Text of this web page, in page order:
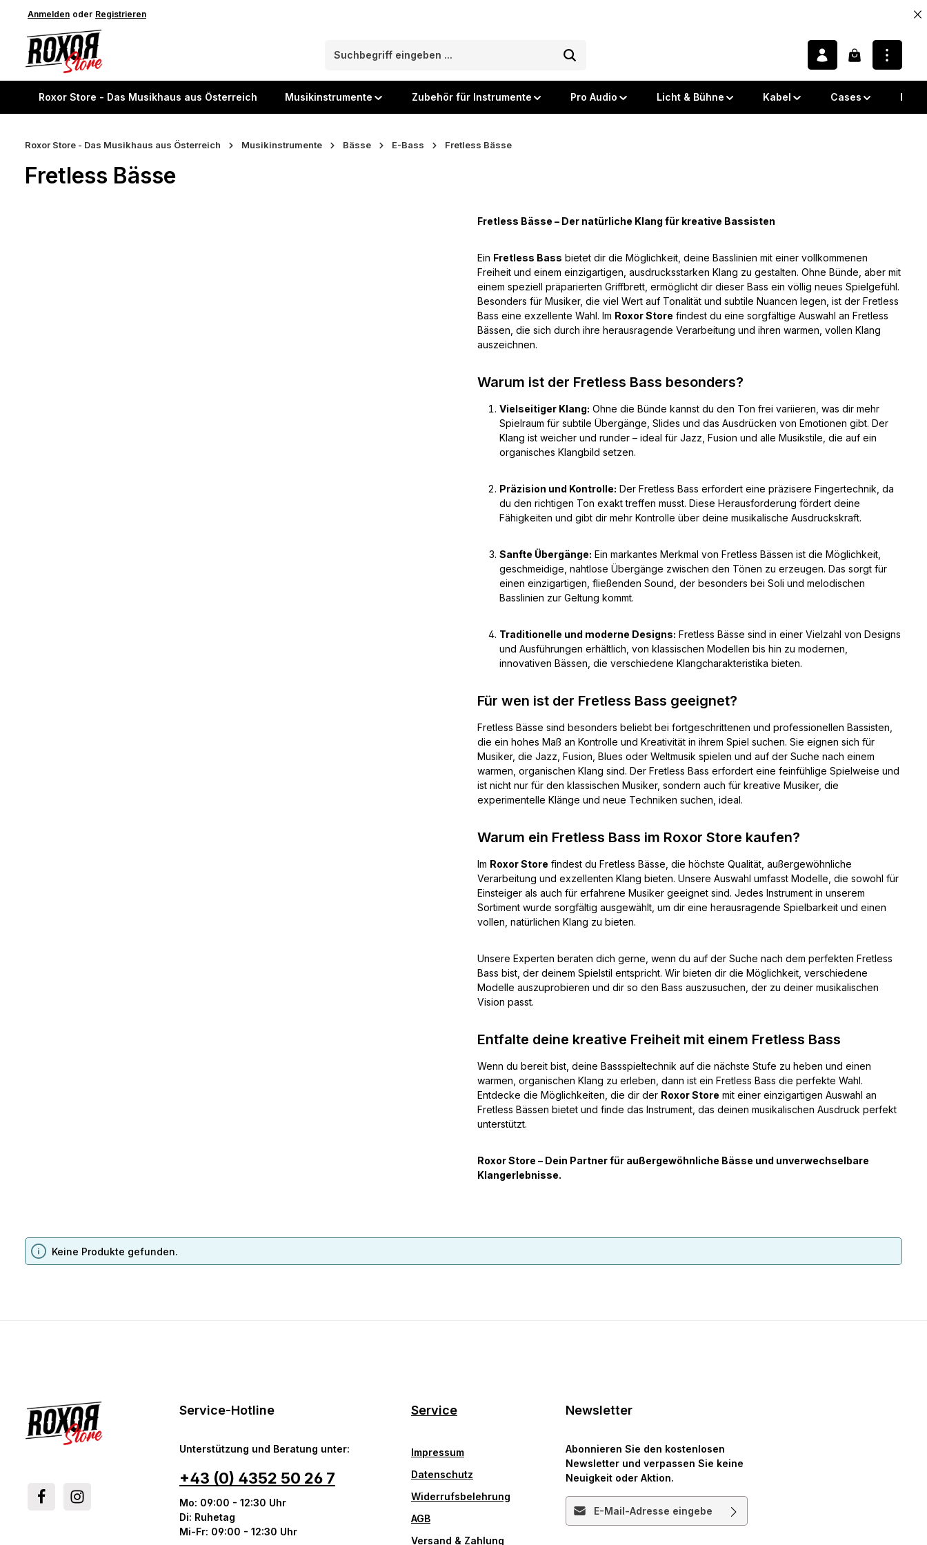
Zur Hauptnavigation springen
Anmelden oder Registrieren
Warenkorb
Roxor Store - Das Musikhaus aus Österreich Musikinstrumente Zubehör für Instrumente Pro Audio Licht & Bühne Kabel Cases
Roxor Store - Das Musikhaus aus Österreich Musikinstrumente Bässe E-Bass Fretless Bässe
Fretless Bässe
Fretless Bässe – Der natürliche Klang für kreative Bassisten
Ein Fretless Bass bietet dir die Möglichkeit, deine Basslinien mit einer vollkommenen
Freiheit und einem einzigartigen, ausdrucksstarken Klang zu gestalten. Ohne Bünde, aber mit
einem speziell präparierten Griffbrett, ermöglicht dir dieser Bass ein völlig neues Spielgefühl.
Besonders für Musiker, die viel Wert auf Tonalität und subtile Nuancen legen, ist der Fretless
Bass eine exzellente Wahl. Im Roxor Store findest du eine sorgfältige Auswahl an Fretless
Bässen, die sich durch ihre herausragende Verarbeitung und ihren warmen, vollen Klang
auszeichnen.
Warum ist der Fretless Bass besonders?
Vielseitiger Klang: Ohne die Bünde kannst du den Ton frei variieren, was dir mehr
Spielraum für subtile Übergänge, Slides und das Ausdrücken von Emotionen gibt. Der
Klang ist weicher und runder – ideal für Jazz, Fusion und alle Musikstile, die auf ein
organisches Klangbild setzen.
Präzision und Kontrolle: Der Fretless Bass erfordert eine präzisere Fingertechnik, da
du den richtigen Ton exakt treffen musst. Diese Herausforderung fördert deine
Fähigkeiten und gibt dir mehr Kontrolle über deine musikalische Ausdruckskraft.
Sanfte Übergänge: Ein markantes Merkmal von Fretless Bässen ist die Möglichkeit,
geschmeidige, nahtlose Übergänge zwischen den Tönen zu erzeugen. Das sorgt für
einen einzigartigen, fließenden Sound, der besonders bei Soli und melodischen
Basslinien zur Geltung kommt.
Traditionelle und moderne Designs: Fretless Bässe sind in einer Vielzahl von Designs
und Ausführungen erhältlich, von klassischen Modellen bis hin zu modernen,
innovativen Bässen, die verschiedene Klangcharakteristika bieten.
Für wen ist der Fretless Bass geeignet?
Fretless Bässe sind besonders beliebt bei fortgeschrittenen und professionellen Bassisten,
die ein hohes Maß an Kontrolle und Kreativität in ihrem Spiel suchen. Sie eignen sich für
Musiker, die Jazz, Fusion, Blues oder Weltmusik spielen und auf der Suche nach einem
warmen, organischen Klang sind. Der Fretless Bass erfordert eine feinfühlige Spielweise und
ist nicht nur für den klassischen Musiker, sondern auch für kreative Musiker, die
experimentelle Klänge und neue Techniken suchen, ideal.
Warum ein Fretless Bass im Roxor Store kaufen?
Im Roxor Store findest du Fretless Bässe, die höchste Qualität, außergewöhnliche
Verarbeitung und exzellenten Klang bieten. Unsere Auswahl umfasst Modelle, die sowohl für
Einsteiger als auch für erfahrene Musiker geeignet sind. Jedes Instrument in unserem
Sortiment wurde sorgfältig ausgewählt, um dir eine herausragende Spielbarkeit und einen
vollen, natürlichen Klang zu bieten.
Unsere Experten beraten dich gerne, wenn du auf der Suche nach dem perfekten Fretless
Bass bist, der deinem Spielstil entspricht. Wir bieten dir die Möglichkeit, verschiedene
Modelle auszuprobieren und dir so den Bass auszusuchen, der zu deiner musikalischen
Vision passt.
Entfalte deine kreative Freiheit mit einem Fretless Bass
Wenn du bereit bist, deine Bassspieltechnik auf die nächste Stufe zu heben und einen
warmen, organischen Klang zu erleben, dann ist ein Fretless Bass die perfekte Wahl.
Entdecke die Möglichkeiten, die dir der Roxor Store mit einer einzigartigen Auswahl an
Fretless Bässen bietet und finde das Instrument, das deinen musikalischen Ausdruck perfekt
unterstützt.
Roxor Store – Dein Partner für außergewöhnliche Bässe und unverwechselbare
Klangerlebnisse.
Keine Produkte gefunden.
Service-Hotline
Unterstützung und Beratung unter:
+43 (0) 4352 50 26 7
Mo: 09:00 - 12:30 Uhr
Di: Ruhetag
Mi-Fr: 09:00 - 12:30 Uhr
Service
Impressum
Datenschutz
Widerrufsbelehrung
AGB
Versand & Zahlung
Newsletter
Abonnieren Sie den kostenlosen
Newsletter und verpassen Sie keine
Neuigkeit oder Aktion.
E-Mail-Adresse*